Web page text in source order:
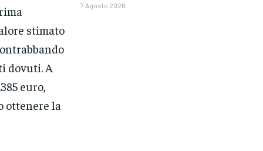
stimato
dovuti. A
euro,
ottenere la
7 Agosto 2026